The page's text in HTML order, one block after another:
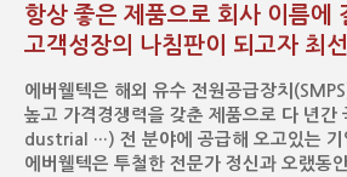
항상 좋은 제품으로 회사 이름에
고객성장의 나침판이 되고자 최
에버웰텍은 해외 유수 전원공급장치
높고 가격경쟁력을 갖춘 제품으로 다 년
dustrial …) 전 분야에 공급해 오고있는 기
에버웰텍은 투철한 전문가 정신과 오랬동